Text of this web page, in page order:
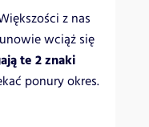
z nas
wciąż się
te 2 znaki
ponury okres.